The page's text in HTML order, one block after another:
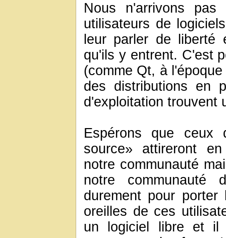
Nous n'arrivons
utilisateurs de
leur parler de liberté
qu'ils y entrent. C'est
(comme Qt, à
des distributions en
d'exploitation trouvent
Espérons que ceux
source» attireront
notre communauté
notre communauté
durement pour
oreilles de ces
un logiciel libre et il